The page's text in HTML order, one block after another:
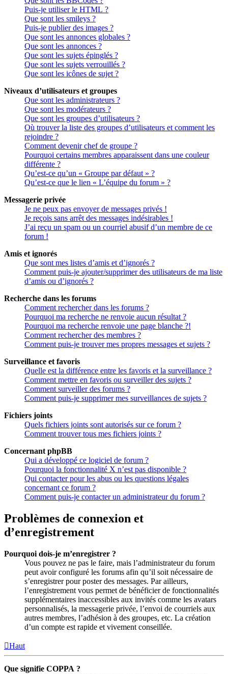
Puis-je utiliser le HTML ?
Que sont les smileys ?
Puis-je publier des images ?
Que sont les annonces globales ?
Que sont les annonces ?
Que sont les sujets épinglés ?
Que sont les sujets verrouillés ?
Que sont les icônes de sujet ?
Niveaux d’utilisateurs et groupes
Que sont les administrateurs ?
Que sont les modérateurs ?
Que sont les groupes d’utilisateurs ?
Où trouver la liste des groupes d’utilisateurs et comment les
rejoindre ?
Comment devenir chef de groupe ?
Pourquoi certains membres apparaissent dans une couleur
différente ?
Qu’est-ce qu’un « Groupe par défaut » ?
Qu’est-ce que le lien « L’équipe du forum » ?
Messagerie privée
Je ne peux pas envoyer de messages privés !
Je reçois sans arrêt des messages indésirables !
J’ai reçu un spam ou un courriel abusif d’un membre de ce
forum !
Amis et ignorés
Que sont mes listes d’amis et d’ignorés ?
Comment puis-je ajouter/supprimer des utilisateurs de ma liste
d’amis ou d’ignorés ?
Recherche dans les forums
Comment rechercher dans les forums ?
Pourquoi ma recherche ne renvoie aucun résultat ?
Pourquoi ma recherche renvoie une page blanche ?!
Comment rechercher des membres ?
Comment puis-je trouver mes propres messages et sujets ?
Surveillance et favoris
Quelle est la différence entre les favoris et la surveillance ?
Comment mettre en favoris ou surveiller des sujets ?
Comment surveiller des forums ?
Comment puis-je supprimer mes surveillances de sujets ?
Fichiers joints
Quels fichiers joints sont autorisés sur ce forum ?
Comment trouver tous mes fichiers joints ?
Concernant phpBB
Qui a développé ce logiciel de forum ?
Pourquoi la fonctionnalité X n’est pas disponible ?
Qui contacter pour les abus ou les questions légales
concernant ce forum ?
Comment puis-je contacter un administrateur du forum ?
Problèmes de connexion et
d’enregistrement
Pourquoi dois-je m’enregistrer ?
Vous pouvez ne pas le faire, mais l’administrateur du forum
peut avoir configuré les forums afin qu’il soit nécessaire de
s’enregistrer pour poster des messages. Par ailleurs,
l’enregistrement vous permet de bénéficier de fonctionnalités
supplémentaires inaccessibles aux invités comme les avatars
personnalisés, la messagerie privée, l’envoi de courriels aux
autres membres, l’adhésion à des groupes, etc. La création
d’un compte est rapide et vivement conseillée.
Haut
Que signifie COPPA ?